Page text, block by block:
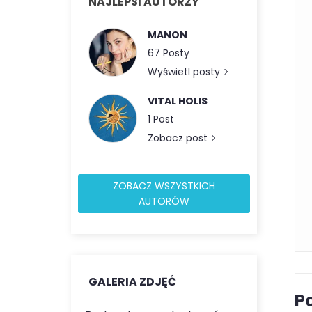
MANON
67 Posty
Wyświetl posty
VITAL HOLIS
1 Post
Zobacz post
ZOBACZ WSZYSTKICH
AUTORÓW
GALERIA ZDJĘĆ